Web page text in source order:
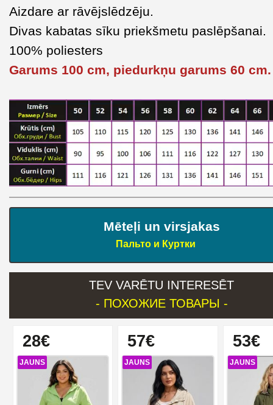
Aizdare ar rāvējslēdzēju.
Divas kabatas sīku priekšmetu paslēpšanai.
100% poliesters
Garums 100 cm, piedurkņu garums 60 cm.
Mēteļi un virsjakas
Пальто и Куртки
TEV VARĒTU INTERESĒT
- ПОХОЖИЕ ТОВАРЫ -
28€
JAUNS
57€
JAUNS
53€
JAUNS